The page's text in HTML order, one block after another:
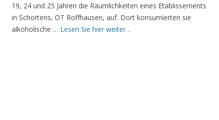
19, 24 und 25 Jahren die Räumlichkeiten eines Etablissements
in Schortens, OT Roffhausen, auf. Dort konsumierten sie
alkoholische … Lesen Sie hier weiter…